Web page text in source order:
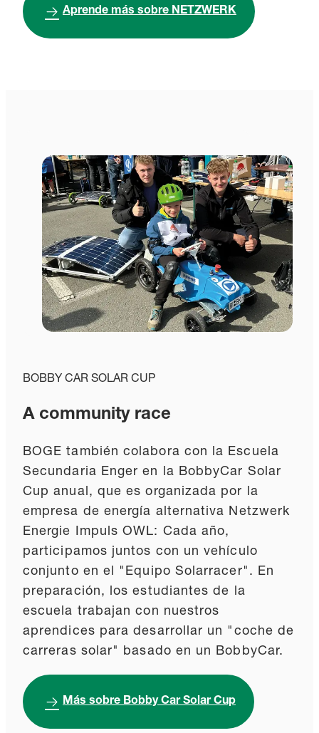
Aprende más sobre NETZWERK
BOBBY CAR SOLAR CUP
A community race
BOGE también colabora con la Escuela
Secundaria Enger en la BobbyCar Solar
Cup anual, que es organizada por la
empresa de energía alternativa Netzwerk
Energie Impuls OWL: Cada año,
participamos juntos con un vehículo
conjunto en el "Equipo Solarracer". En
preparación, los estudiantes de la
escuela trabajan con nuestros
aprendices para desarrollar un "coche de
carreras solar" basado en un BobbyCar.
Más sobre Bobby Car Solar Cup